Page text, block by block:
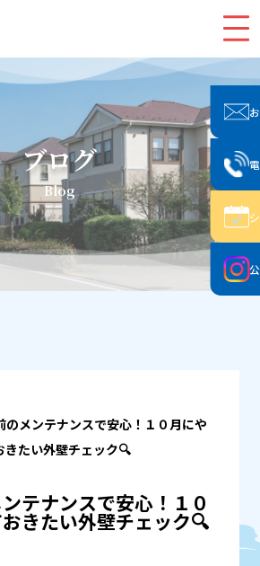
ブログ
Blog
のメンテナンスで安心！１０月にや
きたい外壁チェック🔍
テナンスで安心！１０
きたい外壁チェック🔍